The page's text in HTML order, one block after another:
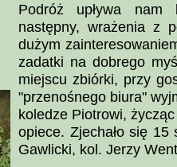
Podróż upływa nam
następny, wrażenia z
dużym
zadatki na dobrego
miejscu zbiórki, przy
"przenośnego biura"
koledze Piotrowi,
opiece. Zjechało się
Gawlicki, kol. Jerzy